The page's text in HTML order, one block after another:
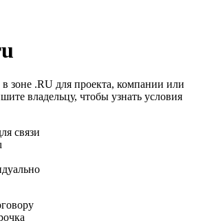
зоне .RU для проекта, компании или
владельцу, чтобы узнать условия
связи